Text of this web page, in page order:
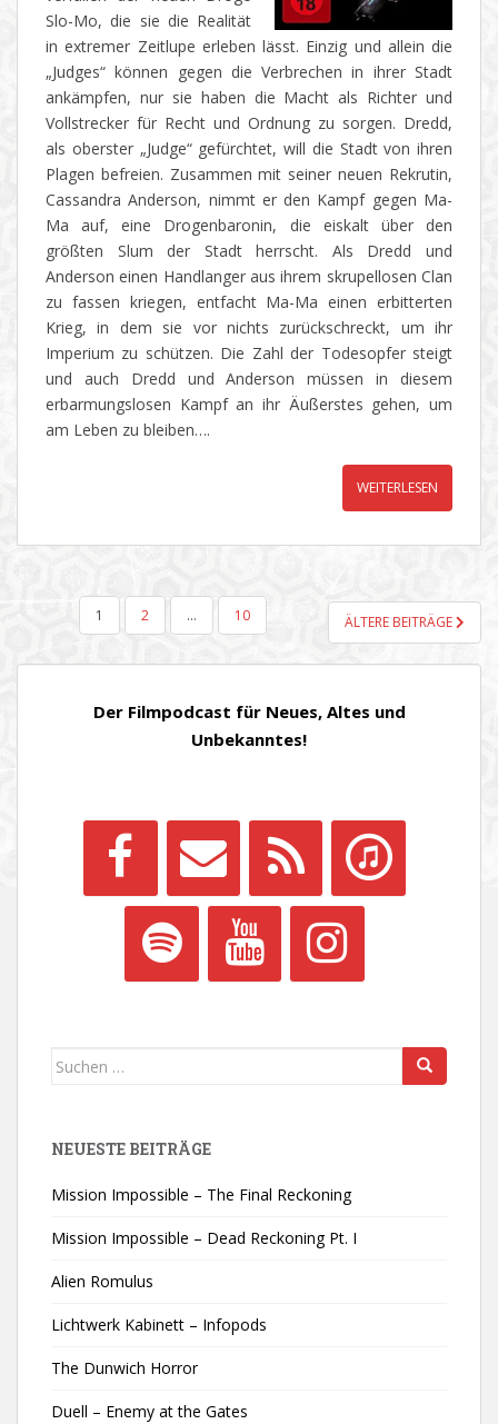
Slo-Mo, die sie die Realität
in extremer Zeitlupe erleben lässt. Einzig und allein die
„Judges“ können gegen die Verbrechen in ihrer Stadt
ankämpfen, nur sie haben die Macht als Richter und
Vollstrecker für Recht und Ordnung zu sorgen. Dredd,
als oberster „Judge“ gefürchtet, will die Stadt von ihren
Plagen befreien. Zusammen mit seiner neuen Rekrutin,
Cassandra Anderson, nimmt er den Kampf gegen Ma-
Ma auf, eine Drogenbaronin, die eiskalt über den
größten Slum der Stadt herrscht. Als Dredd und
Anderson einen Handlanger aus ihrem skrupellosen Clan
zu fassen kriegen, entfacht Ma-Ma einen erbitterten
Krieg, in dem sie vor nichts zurückschreckt, um ihr
Imperium zu schützen. Die Zahl der Todesopfer steigt
und auch Dredd und Anderson müssen in diesem
erbarmungslosen Kampf an ihr Äußerstes gehen, um
am Leben zu bleiben….
WEITERLESEN
SEITENNUMMERIERUNG
BEITRÄGE
1 2 … 10 ÄLTERE BEITRÄGE
Der Filmpodcast für Neues, Altes und
Unbekanntes!
Suchen
NEUESTE BEITRÄGE
Mission Impossible – The Final Reckoning
Mission Impossible – Dead Reckoning Pt. I
Alien Romulus
Lichtwerk Kabinett – Infopods
The Dunwich Horror
Duell – Enemy at the Gates